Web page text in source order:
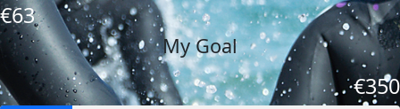
€63
My Goal
€350